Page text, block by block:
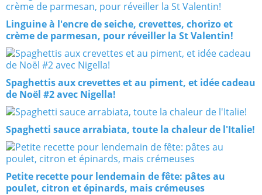
Linguine à l'encre de seiche, crevettes, chorizo et
crème de parmesan, pour réveiller la St Valentin!
Spaghettis aux crevettes et au piment, et idée cadeau
de Noël #2 avec Nigella!
Spaghetti sauce arrabiata, toute la chaleur de l'Italie!
Petite recette pour lendemain de fête: pâtes au
poulet, citron et épinards, mais crémeuses